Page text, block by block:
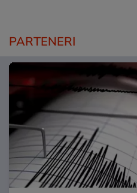
PARTENERI